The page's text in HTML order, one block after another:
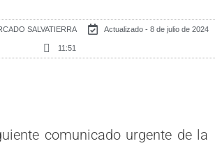
SALVATIERRA Actualizado - 8 de julio de 2024
11:51
comunicado urgente de la